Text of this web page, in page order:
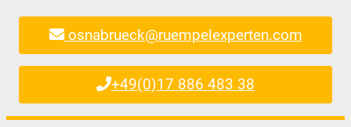
osnabrueck@ruempelexperten.com
+49(0)17 886 483 38